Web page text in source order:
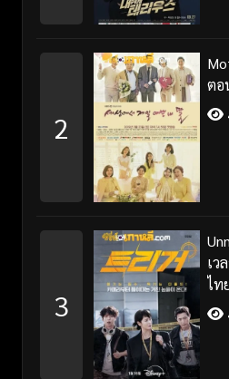
2
ตอ
3
เว
ไท